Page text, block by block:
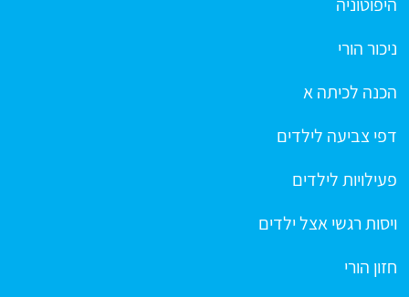
ניכור הורי
הכנה לכיתה א
דפי צביעה לילדים
פעילויות לילדים
ויסות רגשי אצל ילדים
חזון הורי